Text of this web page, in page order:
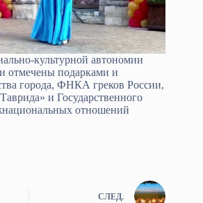
культурной автономии
отмечены подарками и
города, ФНКА греков России,
и Государственного
отношений
СЛЕД.